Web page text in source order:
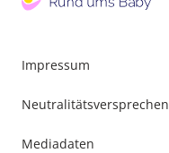
Impressum
Neutralitätsversprechen
Mediadaten